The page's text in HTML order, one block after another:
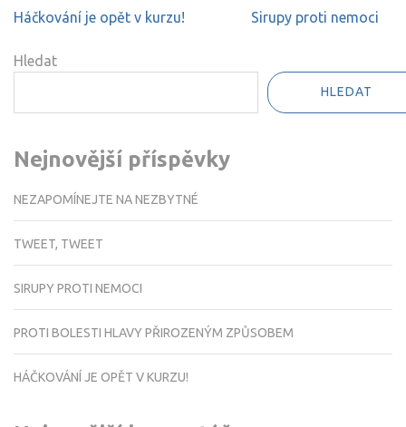
Navigace
příspěvek
Háčkování je opět v kurzu! Sirupy proti nemoci
Hledat
HLEDAT
Nejnovější příspěvky
NEZAPOMÍNEJTE NA NEZBYTNÉ
TWEET, TWEET
SIRUPY PROTI NEMOCI
PROTI BOLESTI HLAVY PŘIROZENÝM ZPŮSOBEM
HÁČKOVÁNÍ JE OPĚT V KURZU!